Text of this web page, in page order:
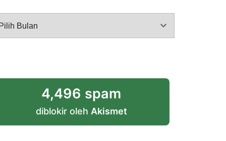
4,496 spam
diblokir oleh Akismet